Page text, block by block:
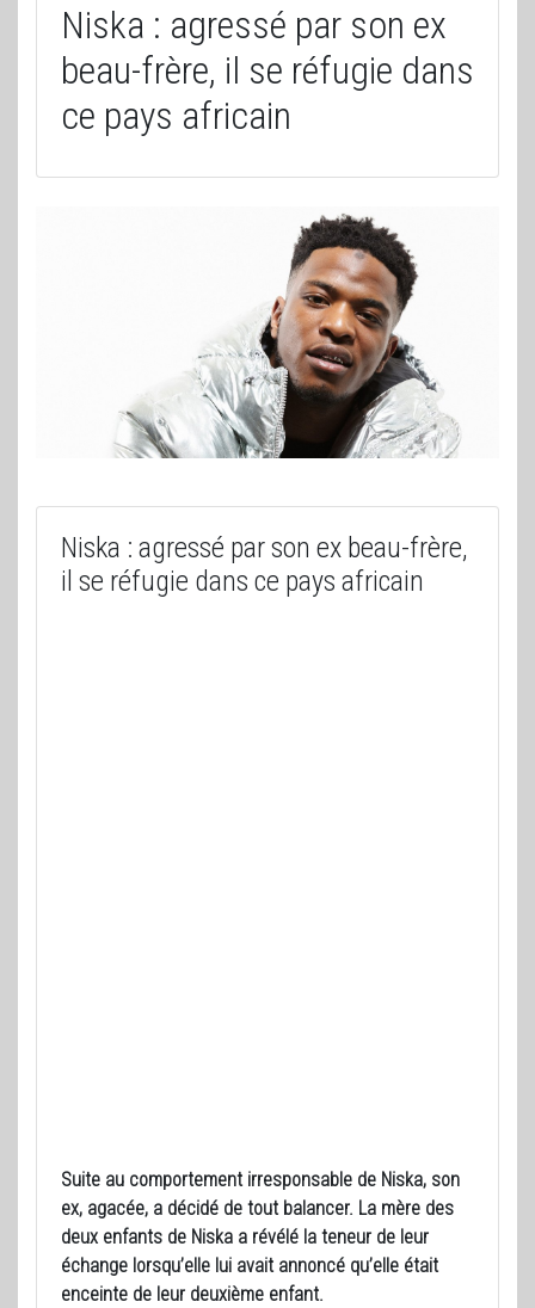
Niska : agressé par son ex
beau-frère, il se réfugie dans
ce pays africain
Niska : agressé par son ex beau-frère,
il se réfugie dans ce pays africain
Suite au comportement irresponsable de Niska, son
ex, agacée, a décidé de tout balancer. La mère des
deux enfants de Niska a révélé la teneur de leur
échange lorsqu’elle lui avait annoncé qu’elle était
enceinte de leur deuxième enfant.